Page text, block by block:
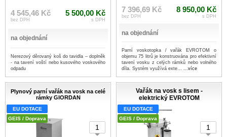
4 545,46 Kč
bez DPH
5 500,00 Kč
s DPH
na objednání
Nerezový děrovaný koš do tavidla – doplněk
- na tavení voští nebo kusového voskového
odpadu
7 396,69 Kč
bez DPH
8 950,00 Kč
s DPH
na objednání
Parní voskotopka / vařák EVROTOM o
objemu 75 litrů je konstruována pro efektivní
tavení vosku z celých rámků nebo volného
díla. Systém využívá exte... ...více
Plynový parní vařák na vosk na celé
rámky GIORDAN
EU DOTACE
GEIS / Doprava
Vařák na vosk s lisem -
elektrický EVROTOM
EU DOTACE
GEIS / Doprava